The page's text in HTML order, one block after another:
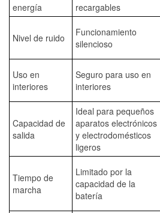
energía
recargables
Nivel de ruido
Funcionamiento
silencioso
Uso en
interiores
Seguro para uso en
interiores
Capacidad de
salida
Ideal para pequeños
aparatos electrónicos
y electrodomésticos
ligeros
Tiempo de
marcha
Limitado por la
capacidad de la
batería